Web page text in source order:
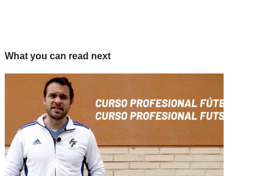
What you can read next